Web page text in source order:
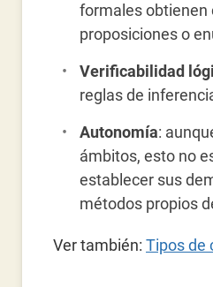
formales obtienen
proposiciones o
Verificabilidad
reglas de
Autonomía:
ámbitos, esto no
establecer sus
métodos propios
Ver también: Tipos de